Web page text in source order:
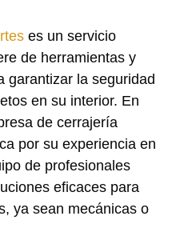
es un servicio
de herramientas y
garantizar la seguridad
en su interior. En
de cerrajería
por su experiencia en
de profesionales
eficaces para
ya sean mecánicas o